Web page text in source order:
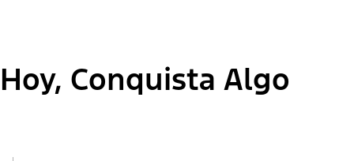
Hoy, Conquista Algo